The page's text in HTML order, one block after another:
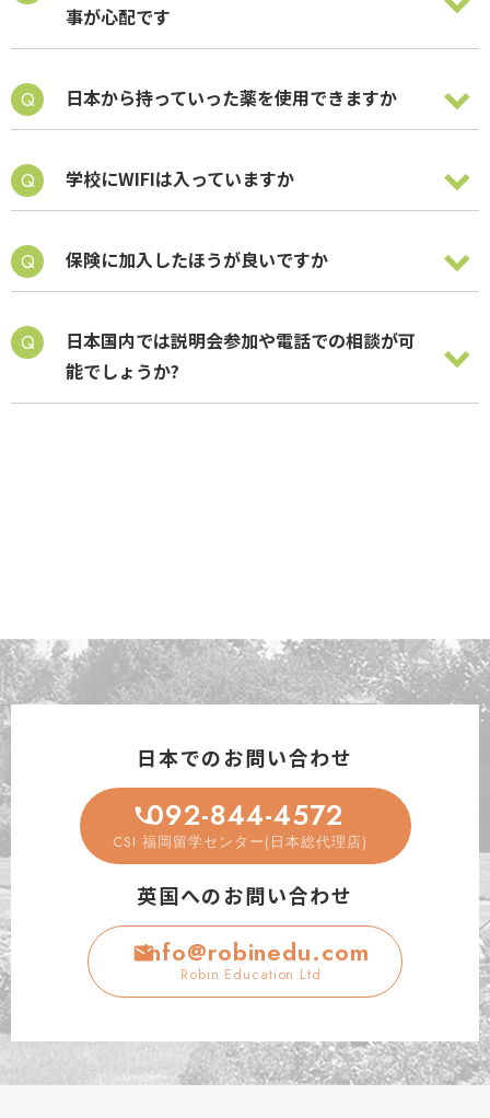
事が心配です
日本から持っていった薬を使用できますか
学校にWIFIは入っていますか
保険に加入したほうが良いですか
日本国内では説明会参加や電話での相談が可
能でしょうか?
日本でのお問い合わせ
092-844-4572
CSI 福岡留学センター(日本総代理店)
英国へのお問い合わせ
info@robinedu.com
Robin Education Ltd